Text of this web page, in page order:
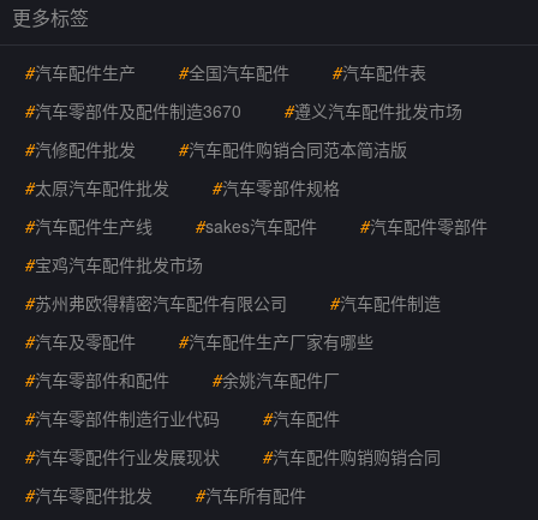
更多标签
#汽车配件生产 #全国汽车配件 #汽车配件表
#汽车零部件及配件制造3670 #遵义汽车配件批发市场
#汽修配件批发 #汽车配件购销合同范本简洁版
#太原汽车配件批发 #汽车零部件规格
#汽车配件生产线 #sakes汽车配件 #汽车配件零部件
#宝鸡汽车配件批发市场
#苏州弗欧得精密汽车配件有限公司 #汽车配件制造
#汽车及零配件 #汽车配件生产厂家有哪些
#汽车零部件和配件 #余姚汽车配件厂
#汽车零部件制造行业代码 #汽车配件
#汽车零配件行业发展现状 #汽车配件购销购销合同
#汽车零配件批发 #汽车所有配件